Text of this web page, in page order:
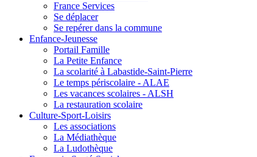
France Services
Se déplacer
Se repérer dans la commune
Enfance-Jeunesse
Portail Famille
La Petite Enfance
La scolarité à Labastide-Saint-Pierre
Le temps périscolaire - ALAE
Les vacances scolaires - ALSH
La restauration scolaire
Culture-Sport-Loisirs
Les associations
La Médiathèque
La Ludothèque